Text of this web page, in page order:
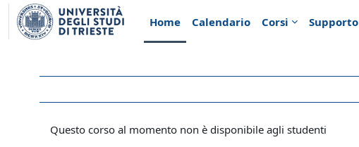
Vai al contenuto principale
Home
Calendario Corsi Supporto
Questo corso al momento non è disponibile agli studenti